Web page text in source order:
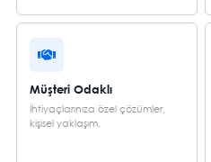
Müşteri Odaklı
İhtiyaçlarınıza özel çözümler,
kişisel yaklaşım.